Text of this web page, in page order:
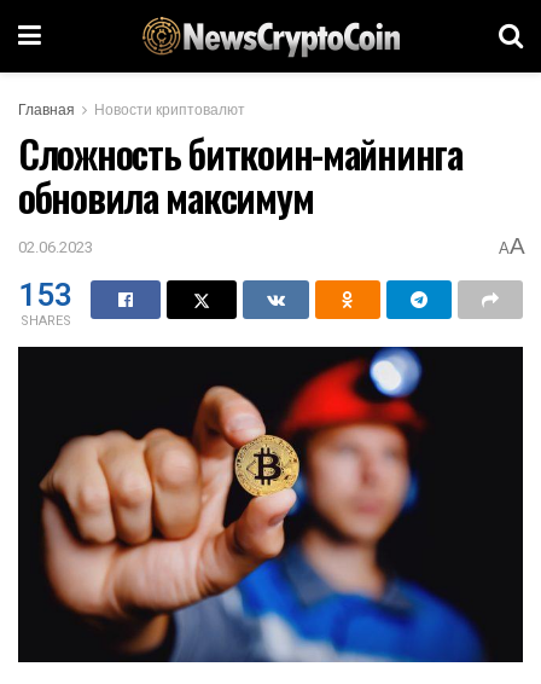
Главная Новости криптовалют
Сложность биткоин-майнинга
обновила максимум
02.06.2023 AA
153
SHARES